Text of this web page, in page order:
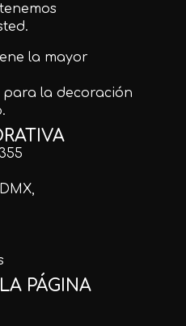
la mayor
para la decoración
PÁGINA